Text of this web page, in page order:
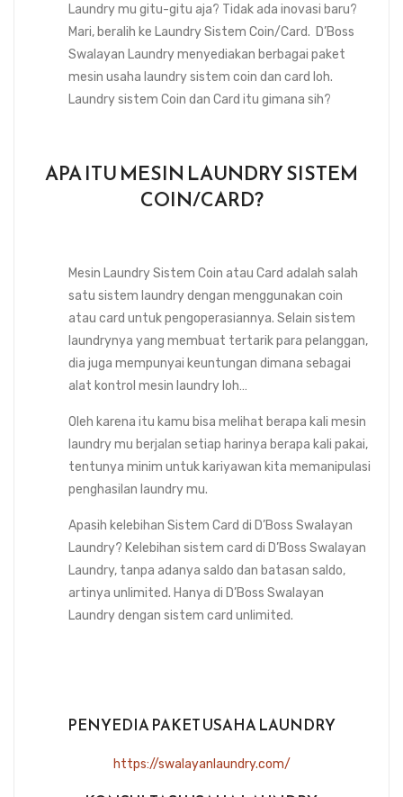
Laundry mu gitu-gitu aja? Tidak ada inovasi baru?
Mari, beralih ke Laundry Sistem Coin/Card. D’Boss
Swalayan Laundry menyediakan berbagai paket
mesin usaha laundry sistem coin dan card loh.
Laundry sistem Coin dan Card itu gimana sih?
APA ITU MESIN LAUNDRY SISTEM
COIN/CARD?
Mesin Laundry Sistem Coin atau Card adalah salah
satu sistem laundry dengan menggunakan coin
atau card untuk pengoperasiannya. Selain sistem
laundrynya yang membuat tertarik para pelanggan,
dia juga mempunyai keuntungan dimana sebagai
alat kontrol mesin laundry loh…
Oleh karena itu kamu bisa melihat berapa kali mesin
laundry mu berjalan setiap harinya berapa kali pakai,
tentunya minim untuk kariyawan kita memanipulasi
penghasilan laundry mu.
Apasih kelebihan Sistem Card di D’Boss Swalayan
Laundry? Kelebihan sistem card di D’Boss Swalayan
Laundry, tanpa adanya saldo dan batasan saldo,
artinya unlimited. Hanya di D’Boss Swalayan
Laundry dengan sistem card unlimited.
PENYEDIA PAKET USAHA LAUNDRY
https://swalayanlaundry.com/